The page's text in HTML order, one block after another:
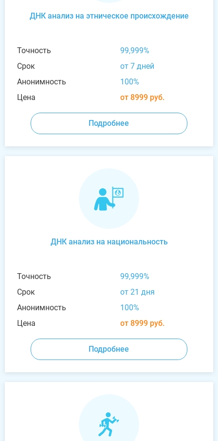
ДНК анализ на этническое происхождение
Точность
99,999%
Срок
от 7 дней
Анонимность
100%
Цена
от 8999 руб.
Подробнее
ДНК анализ на национальность
Точность
99,999%
Срок
от 21 дня
Анонимность
100%
Цена
от 8999 руб.
Подробнее